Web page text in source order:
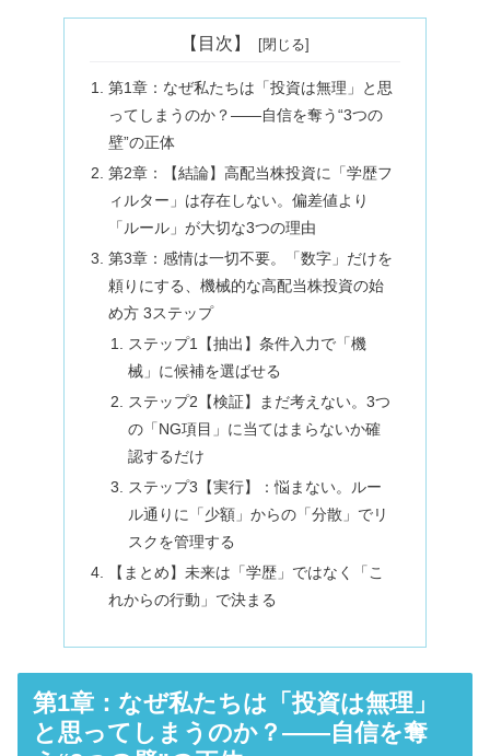
【目次】
第1章：なぜ私たちは「投資は無理」と思
ってしまうのか？――自信を奪う“3つの
壁”の正体
第2章：【結論】高配当株投資に「学歴フ
ィルター」は存在しない。偏差値より
「ルール」が大切な3つの理由
第3章：感情は一切不要。「数字」だけを
頼りにする、機械的な高配当株投資の始
め方 3ステップ
ステップ1【抽出】条件入力で「機
械」に候補を選ばせる
ステップ2【検証】まだ考えない。3つ
の「NG項目」に当てはまらないか確
認するだけ
ステップ3【実行】：悩まない。ルー
ル通りに「少額」からの「分散」でリ
スクを管理する
【まとめ】未来は「学歴」ではなく「こ
れからの行動」で決まる
第1章：なぜ私たちは「投資は無理」
と思ってしまうのか？――自信を奪